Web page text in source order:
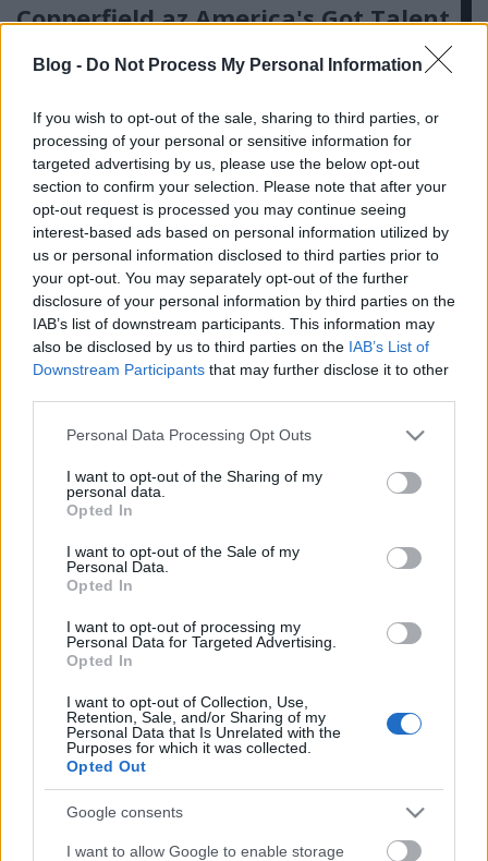
Blog - Do Not Process My Personal Information
If you wish to opt-out of the sale, sharing to third parties, or
processing of your personal or sensitive information for
targeted advertising by us, please use the below opt-out
section to confirm your selection. Please note that after your
opt-out request is processed you may continue seeing
interest-based ads based on personal information utilized by
us or personal information disclosed to third parties prior to
your opt-out. You may separately opt-out of the further
disclosure of your personal information by third parties on the
IAB’s list of downstream participants. This information may
also be disclosed by us to third parties on the IAB’s List of
Downstream Participants that may further disclose it to other
Please note that this website/app uses one or more Google
not limited to your visit or usage behaviour. You may click to
grant or deny consent to Google and its third-party tags to
use your data for below specified purposes in below Google
consent section.
Personal Data Processing Opt Outs
I want to opt-out of the Sharing of my
personal data.
Opted In
I want to opt-out of the Sale of my
Personal Data.
Opted In
I want to opt-out of processing my
Personal Data for Targeted Advertising.
Opted In
I want to opt-out of Collection, Use,
Retention, Sale, and/or Sharing of my
Personal Data that Is Unrelated with the
Purposes for which it was collected.
Opted Out
Google consents
I want to allow Google to enable storage
Copperfield az America's Got Talent
Fináléjában
David Copperfield volt az egyik sztárfellépő az
America's Got Talent fináléjában. Íme a felvétel:
Új Breiner Tamás est premier:
október 16.
Kelle Botond•2010. szeptember 18.
Vajon csak a szerencsén múlik, hogy bizonyos
képesség, amit a modern ember már képtelen
használni? A tudomány másfél évszázada kutatja ezt
Előadás Houdiniről a szkeptikus
konferencián
Kelle Botond•2010. szeptember 16.
Szeptember 17-én a neves olasz szkeptikus és bűvész
Massimo Polidoro fog előadást tartani Houdini
spiritisztákkal vívott küzdelméről Budapesten. Az
előadó ritka felvételek segítségével bemutatja majd
a legendás bűvész a pszichikus csalók leleplezéséért
folytatott…